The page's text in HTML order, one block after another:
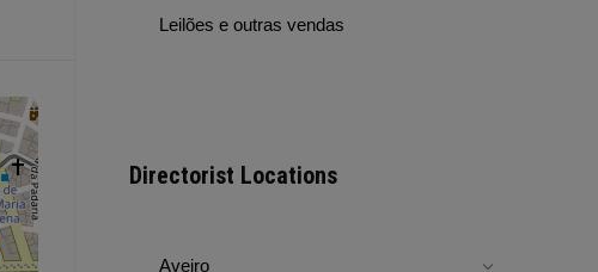
Leilões e outras vendas
Directorist Locations
Aveiro